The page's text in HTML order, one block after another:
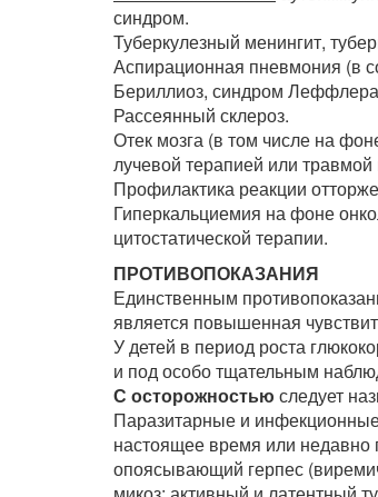
синдром.
Туберкулезный менингит,
Аспирационная пневмония (в
Бериллиоз, синдром
Рассеянный склероз.
Отек мозга (в том числе на
лучевой терапией или
Профилактика реакции
Гиперкальциемия на фоне
цитостатической терапии.
ПРОТИВОПОКАЗАНИЯ
Единственным
является повышенная
У детей в период роста
и под особо тщательным
С осторожностью следует
Паразитарные и
настоящее время или недавно
опоясывающий герпес